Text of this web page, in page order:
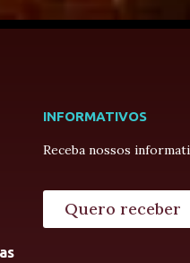
INFORMATIVOS
Receba nossos
Quero receber